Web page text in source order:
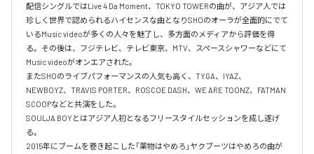
配信シングルではLive 4 Da Moment、TOKYO TOWERの曲が、アジア人では
珍しく世界で認められるハイセンスな曲となりSHOのオーラが全面的にでて
いるMusic videoが多くの人々を魅了し、多方面のメディアから評価を得
る。その後は、フジテレビ、テレビ東京、MTV、スペースシャワーなどにて
Music videoがオンエアされた。
またSHOのライブパフォーマンスの人気も高く、TYGA、IYAZ、
NEWBOYZ、TRAVIS PORTER、ROSCOE DASH、WE ARE TOONZ、FATMAN
SCOOPなどと共演をした。
SOULJA BOYとはアジア人初となるフリースタイルセッションを成し遂げ
る。
2015年にブームを巻き起こした「薬物はやめろ」ヤクブーツはやめろの曲が